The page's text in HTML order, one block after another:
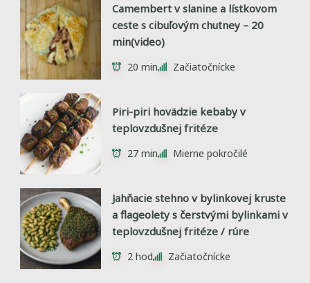
Camembert v slanine a lístkovom
ceste s cibuľovým chutney – 20
min(video)
20 min Začiatočnícke
Piri-piri hovädzie kebaby v
teplovzdušnej fritéze
27 min Mierne pokročilé
Jahňacie stehno v bylinkovej kruste
a flageolety s čerstvými bylinkami v
teplovzdušnej fritéze / rúre
2 hod Začiatočnícke